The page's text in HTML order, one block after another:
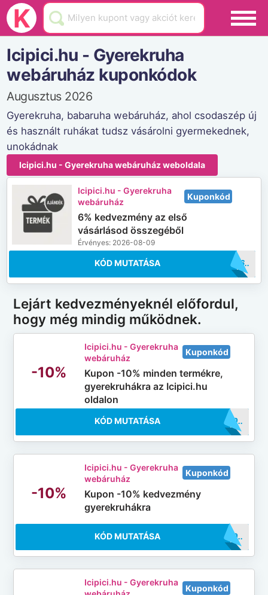
K
Black Friday
Hamarosan lejár
Üzletek
Blog
Akciók
Icipici.hu - Gyerekruha
webáruház kuponkódok
Augusztus 2026
Gyerekruha, babaruha webáruház, ahol csodaszép új
és használt ruhákat tudsz vásárolni gyermekednek,
unokádnak
Icipici.hu - Gyerekruha webáruház weboldala
Icipici.hu - Gyerekruha
webáruház
Kuponkód
6% kedvezmény az első
vásárlásod összegéből
Érvényes: 2026-08-09
KÓD MUTATÁSA ..OK06
Lejárt kedvezményeknél előfordul,
hogy még mindig működnek.
-10%
Icipici.hu - Gyerekruha
webáruház
Kuponkód
Kupon -10% minden termékre,
gyerekruhákra az Icipici.hu
oldalon
KÓD MUTATÁSA ..CI10
-10%
Icipici.hu - Gyerekruha
webáruház
Kuponkód
Kupon -10% kedvezmény
gyerekruhákra
KÓD MUTATÁSA ..CI10
Icipici.hu - Gyerekruha
Kuponkód